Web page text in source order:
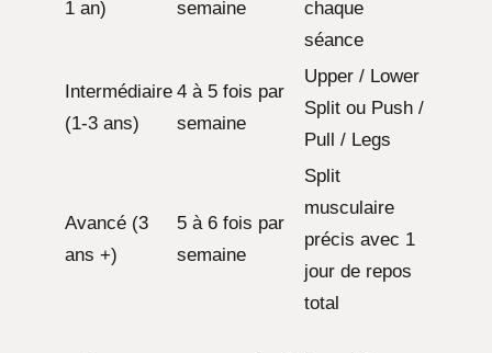
1 an) semaine
chaque
séance
Intermédiaire
(1-3 ans)
4 à 5 fois par
semaine
Upper / Lower
Split ou Push /
Pull / Legs
Avancé (3
ans +)
5 à 6 fois par
semaine
Split
musculaire
précis avec 1
jour de repos
total